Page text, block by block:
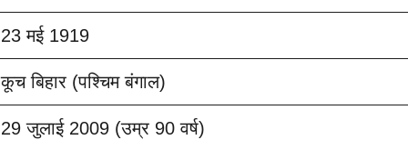
23 मई 1919
कूच बिहार (पश्चिम बंगाल)
29 जुलाई 2009 (उम्र 90 वर्ष)